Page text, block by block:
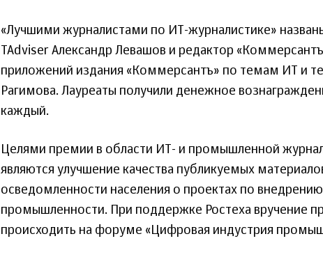
«Лучшими журналистами по ИТ-журналистике»
TAdviser Александр Левашов и редактор
приложений издания «Коммерсантъ» по темам ИТ и
Рагимова. Лауреаты получили денежное
каждый.
Целями премии в области ИТ- и промышленной
являются улучшение качества публикуемых
осведомленности населения о проектах по
промышленности. При поддержке Ростеха вручение
происходить на форуме «Цифровая индустрия